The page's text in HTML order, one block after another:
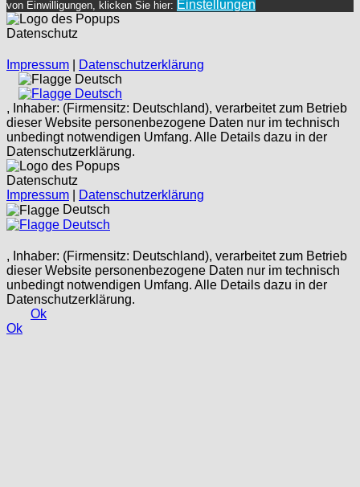
von Einwilligungen, klicken Sie hier: Einstellungen
Datenschutz
Impressum
Datenschutzerklärung
Deutsch
Deutsch
, Inhaber: (Firmensitz: Deutschland), verarbeitet zum Betrieb
dieser Website personenbezogene Daten nur im technisch
unbedingt notwendigen Umfang. Alle Details dazu in der
Datenschutzerklärung.
Datenschutz
Impressum
Datenschutzerklärung
Deutsch
Deutsch
, Inhaber: (Firmensitz: Deutschland), verarbeitet zum Betrieb
dieser Website personenbezogene Daten nur im technisch
unbedingt notwendigen Umfang. Alle Details dazu in der
Datenschutzerklärung.
Ok
Ok